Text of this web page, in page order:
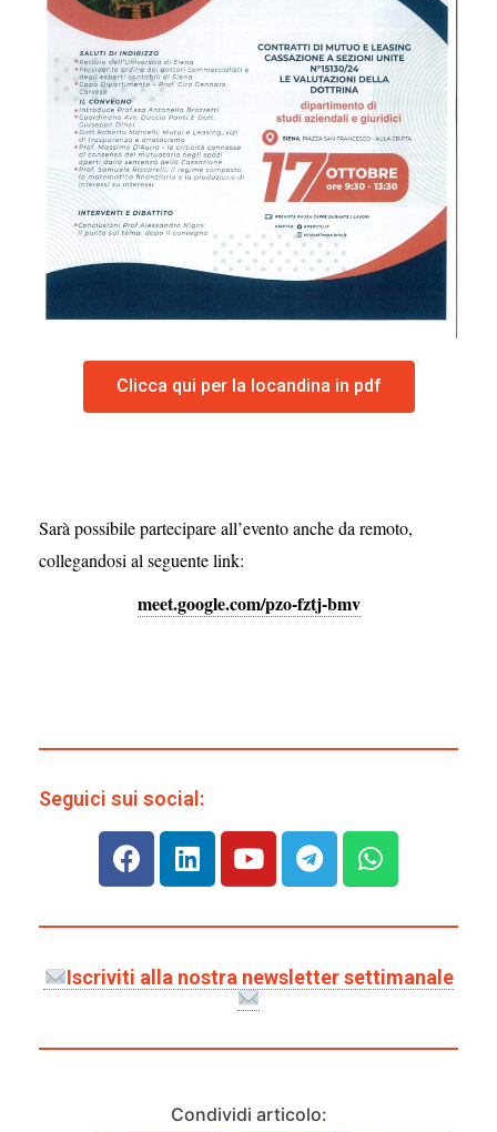
Clicca qui per la locandina in pdf
Sarà possibile partecipare all’evento anche da remoto,
collegandosi al seguente link:
meet.google.com/pzo-fztj-bmv
Seguici sui social:
Iscriviti alla nostra newsletter settimanale
Condividi articolo: